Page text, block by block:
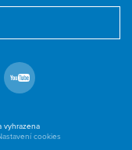
vyhrazena
cookies
Youtube